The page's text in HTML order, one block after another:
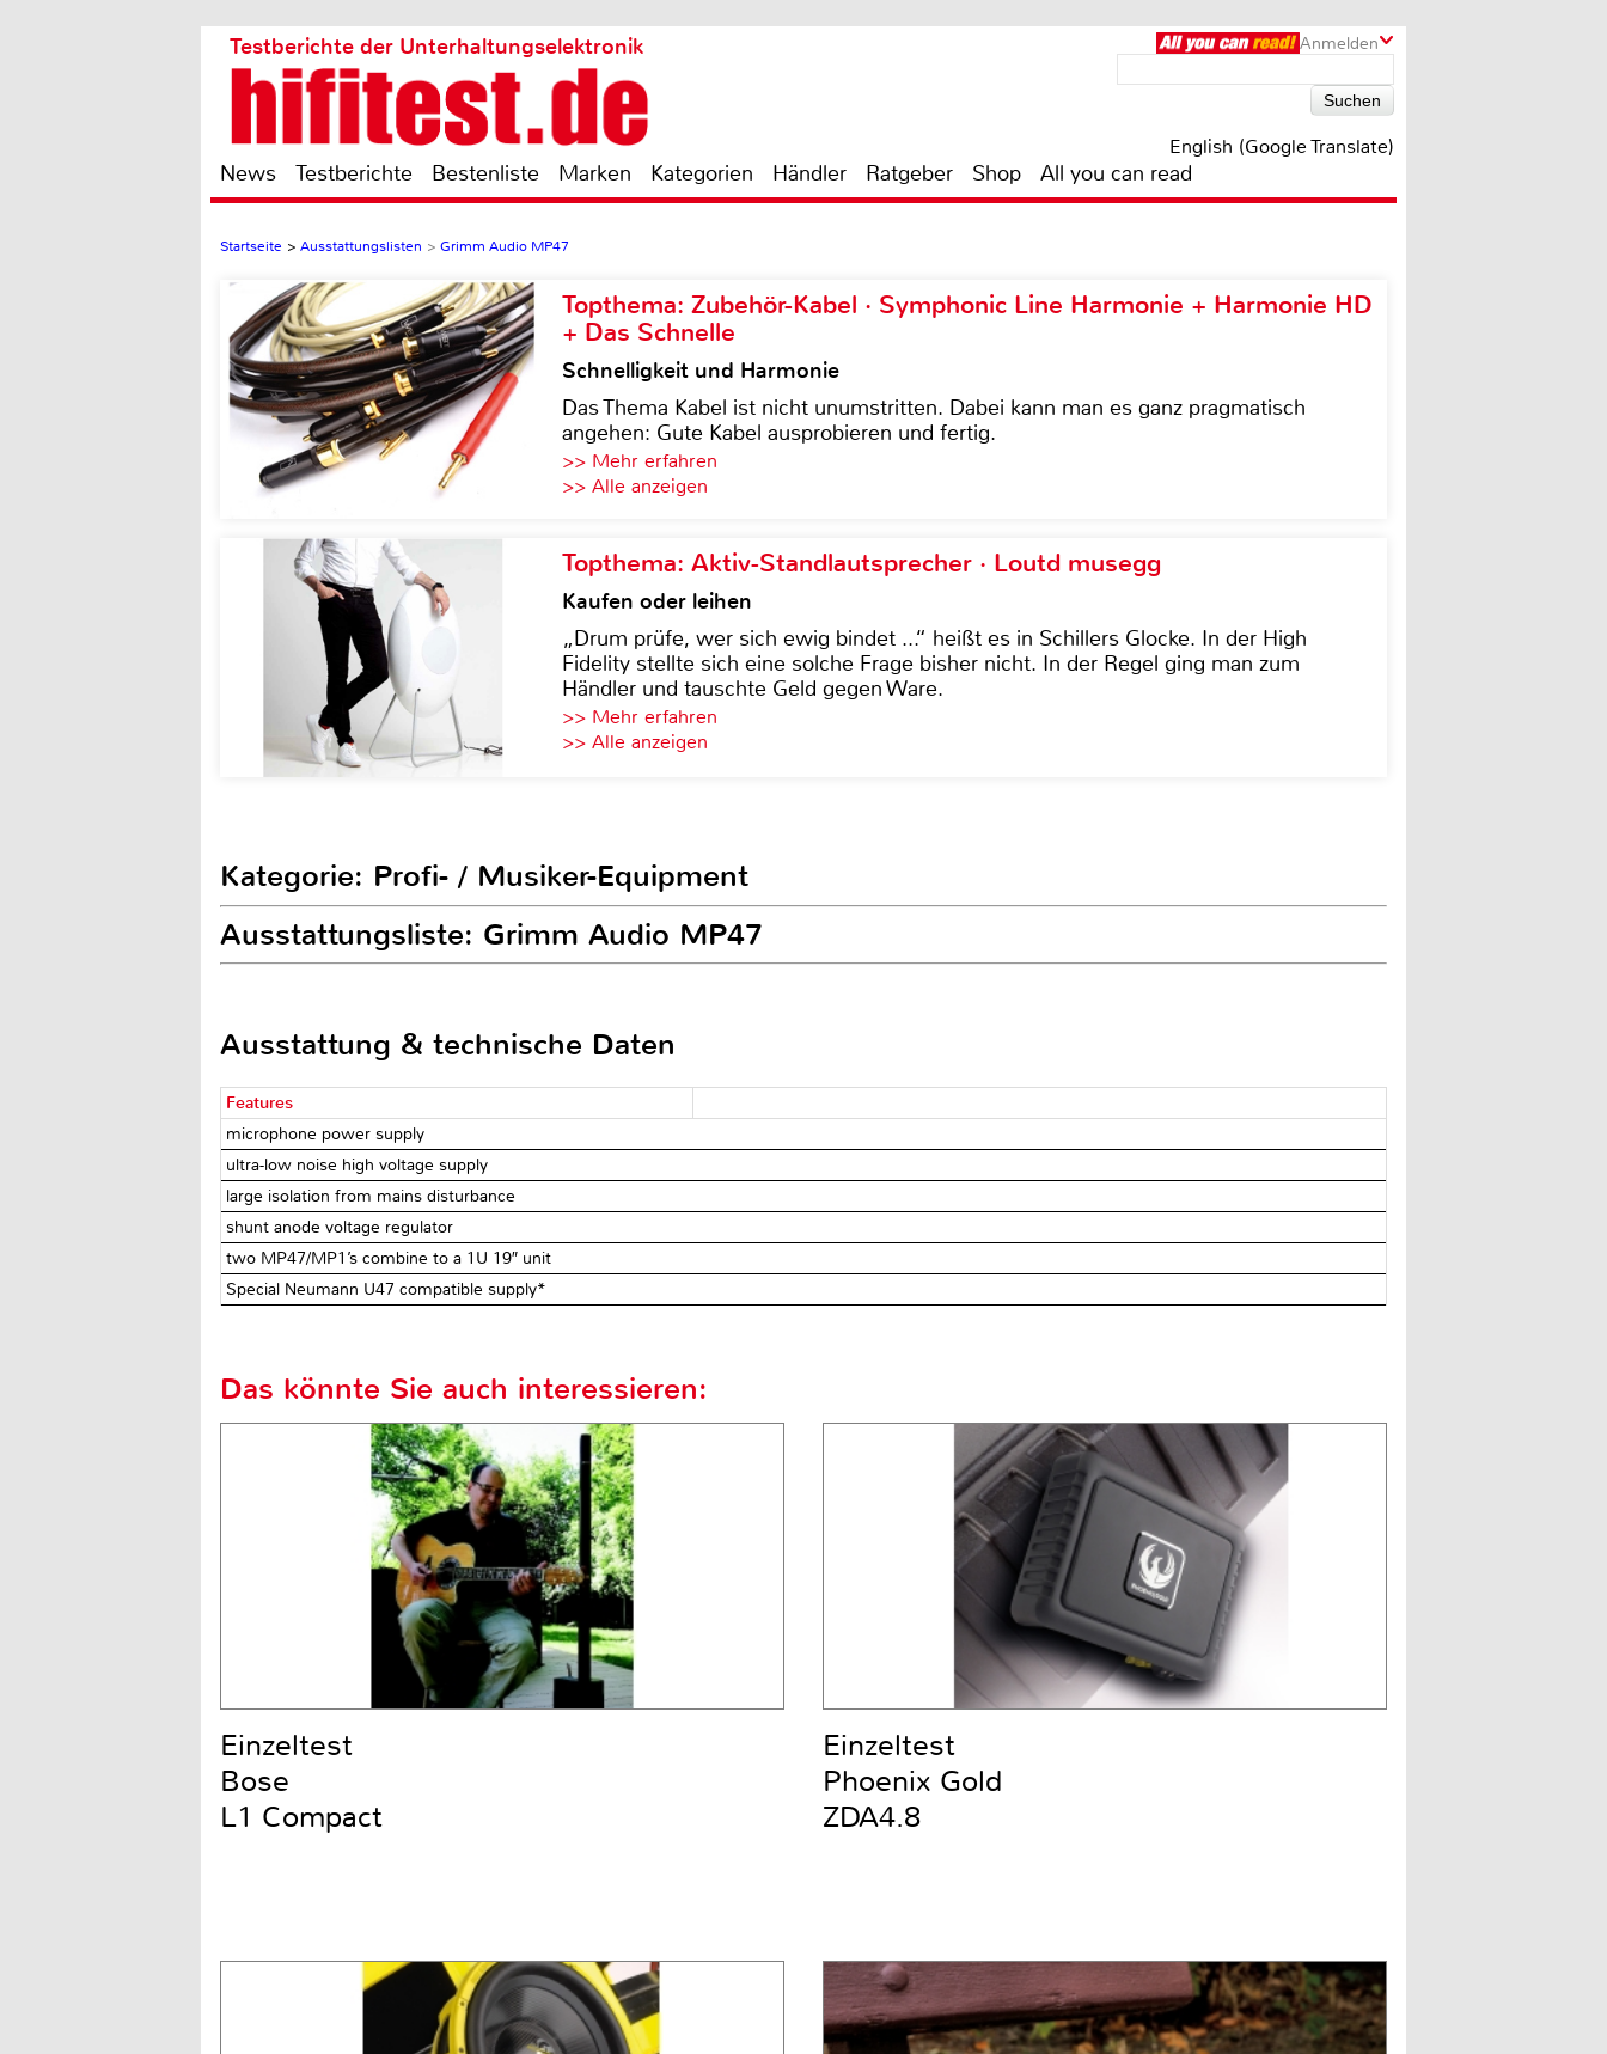
Anmelden
Testberichte der Unterhaltungselektronik
English (Google Translate)
News Testberichte Bestenliste Marken Kategorien Händler Ratgeber Shop All you can read
Startseite > Ausstattungslisten > Grimm Audio MP47
Topthema: Zubehör-Kabel · Symphonic Line Harmonie + Harmonie HD
+ Das Schnelle
Schnelligkeit und Harmonie
Das Thema Kabel ist nicht unumstritten. Dabei kann man es ganz pragmatisch
angehen: Gute Kabel ausprobieren und fertig.
>> Mehr erfahren
>> Alle anzeigen
Topthema: Aktiv-Standlautsprecher · Loutd musegg
Kaufen oder leihen
„Drum prüfe, wer sich ewig bindet ...“ heißt es in Schillers Glocke. In der High
Fidelity stellte sich eine solche Frage bisher nicht. In der Regel ging man zum
Händler und tauschte Geld gegen Ware.
>> Mehr erfahren
>> Alle anzeigen
Kategorie: Profi- / Musiker-Equipment
Ausstattungsliste: Grimm Audio MP47
Ausstattung & technische Daten
Features
microphone power supply
ultra-low noise high voltage supply
large isolation from mains disturbance
shunt anode voltage regulator
two MP47/MP1’s combine to a 1U 19″ unit
Special Neumann U47 compatible supply*
Das könnte Sie auch interessieren:
Einzeltest
Bose
L1 Compact
Einzeltest
Phoenix Gold
ZDA4.8